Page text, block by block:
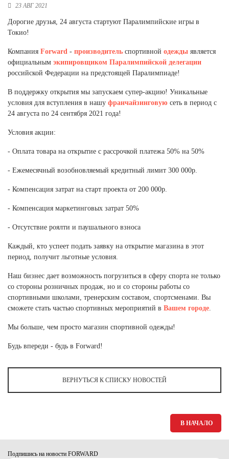
Новосибирская область (3)
Омская область (5)
Республика Татарстан (2)
Ростовская область (2)
Самарская область (1)
Санкт-Петербург и ЛО (3)
Саратовская область (1)
Свердловская область (5)
Смоленская область (1)
Тульская область (1)
Ханты-Мансийский автономный округ (3)
Челябинская область (2)
Ярославская область (1)
23 АВГ 2021
Дорогие друзья, 24 августа стартуют Паралимпийские игры в
Токио!
Компания Forward - производитель спортивной одежды является
официальным экипировщиком Паралимпийской делегации
российской Федерации на предстоящей Паралимпиаде!
В поддержку открытия мы запускаем супер-акцию! Уникальные
условия для вступления в нашу франчайзинговую сеть в период с
24 августа по 24 сентября 2021 года!
Условия акции:
- Оплата товара на открытие с рассрочкой платежа 50% на 50%
- Ежемесячный возобновляемый кредитный лимит 300 000р.
- Компенсация затрат на старт проекта от 200 000р.
- Компенсация маркетинговых затрат 50%
- Отсутствие роялти и паушального взноса
Каждый, кто успеет подать заявку на открытие магазина в этот
период, получит льготные условия.
Наш бизнес дает возможность погрузиться в сферу спорта не только
со стороны розничных продаж, но и со стороны работы со
спортивными школами, тренерским составом, спортсменами. Вы
сможете стать частью спортивных мероприятий в Вашем городе.
Мы больше, чем просто магазин спортивной одежды!
Будь впереди - будь в Forward!
ВЕРНУТЬСЯ К СПИСКУ НОВОСТЕЙ
В НАЧАЛО
Подпишись на новости FORWARD